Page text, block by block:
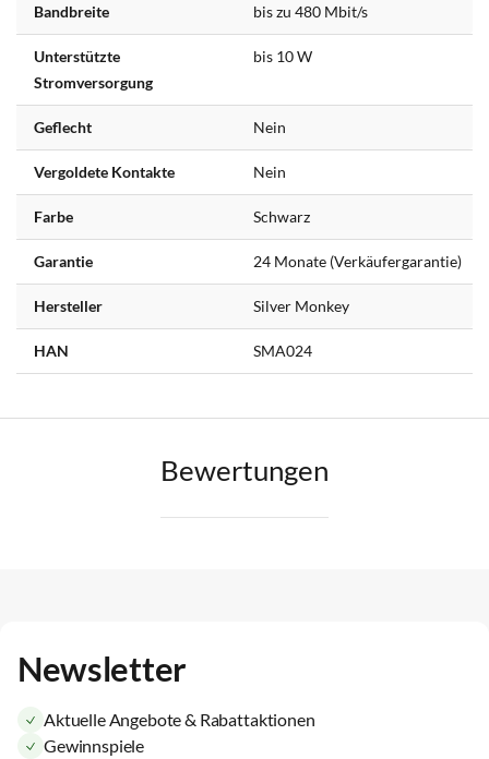
Bandbreite bis zu 480 Mbit/s
Unterstützte
Stromversorgung
bis 10 W
Geflecht Nein
Vergoldete Kontakte Nein
Farbe Schwarz
Garantie 24 Monate (Verkäufergarantie)
Hersteller Silver Monkey
HAN SMA024
Bewertungen
Newsletter
Aktuelle Angebote & Rabattaktionen
Gewinnspiele